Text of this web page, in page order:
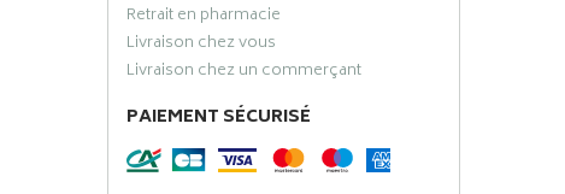
Retrait en pharmacie
Livraison chez vous
Livraison chez un commerçant
PAIEMENT SÉCURISÉ